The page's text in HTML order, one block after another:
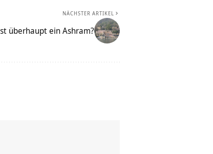
NÄCHSTER ARTIKEL
überhaupt ein Ashram?